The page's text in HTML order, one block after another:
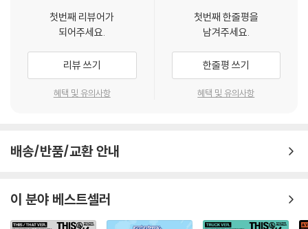
첫번째 리뷰어가
되어주세요.
리뷰 쓰기
혜택 및 유의사항
첫번째 한줄평을
남겨주세요.
한줄평 쓰기
혜택 및 유의사항
배송/반품/교환 안내
이 분야 베스트셀러